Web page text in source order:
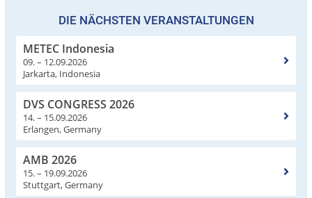
DIE NÄCHSTEN VERANSTALTUNGEN
METEC Indonesia
09. – 12.09.2026
Jarkarta, Indonesia
DVS CONGRESS 2026
14. – 15.09.2026
Erlangen, Germany
AMB 2026
15. – 19.09.2026
Stuttgart, Germany